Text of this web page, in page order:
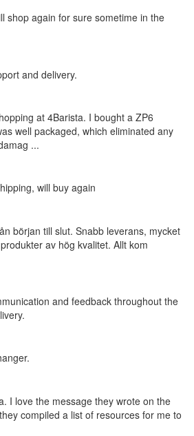
shop again for sure sometime in the
and delivery.
at 4Barista. I bought a ZP6
well packaged, which eliminated any
...
will buy again
början till slut. Snabb leverans, mycket
av hög kvalitet. Allt kom
and feedback throughout the
I love the message they wrote on the
compiled a list of resources for me to